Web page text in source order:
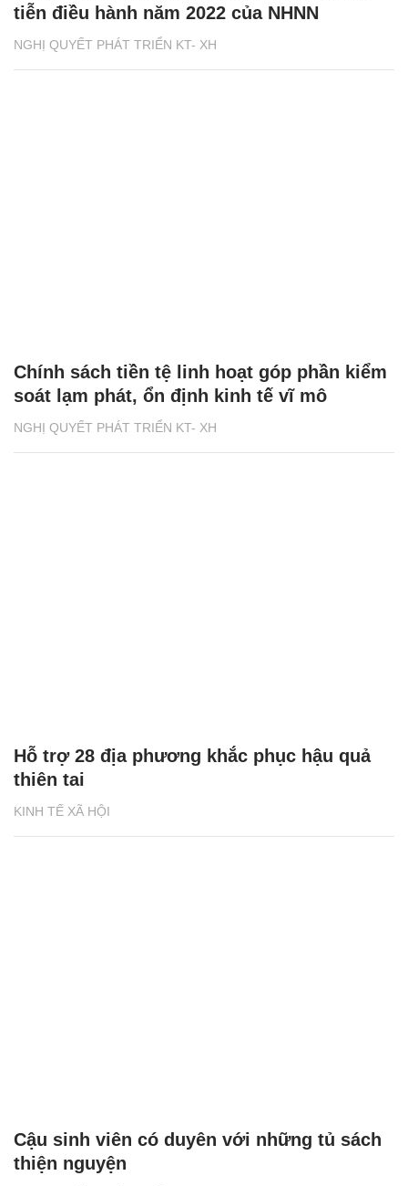
NGHỊ QUYẾT PHÁT TRIỂN KT- XH
tiễn điều hành năm 2022 của NHNN
NGHỊ QUYẾT PHÁT TRIỂN KT- XH
Chính sách tiền tệ linh hoạt góp phần kiểm
soát lạm phát, ổn định kinh tế vĩ mô
KINH TẾ XÃ HỘI
Hỗ trợ 28 địa phương khắc phục hậu quả
thiên tai
Cậu sinh viên có duyên với những tủ sách
thiện nguyện